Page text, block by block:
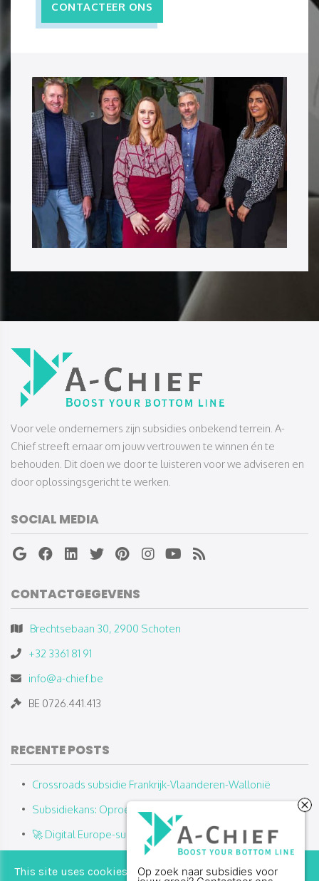
CONTACTEER ONS
​​​​​​​Voor vele ondernemers zijn subsidies onbekend terrein. A-
Chief streeft ernaar om jouw vertrouwen te winnen én te
behouden. Dit doen we door te luisteren voor we adviseren en
door oplossingsgericht te werken.
SOCIAL MEDIA
CONTACTGEGEVENS
Brechtsebaan 30, 2900 Schoten
+32 3361 81 91
info@a-chief.be
BE 0726.441.413
RECENTE POSTS
Crossroads subsidie Frankrijk-Vlaanderen-Wallonië
Subsidiekans: Oproep Defensie 2025
🚀 Digital Europe-subsidies 2025: Wat, voor wie en hoe?
Schaalklaar: subsidie voor jonge innovatieve bedrijven die
willen groeien
This site uses cookies from Google to deliver its
Op zoek naar subsidies voor